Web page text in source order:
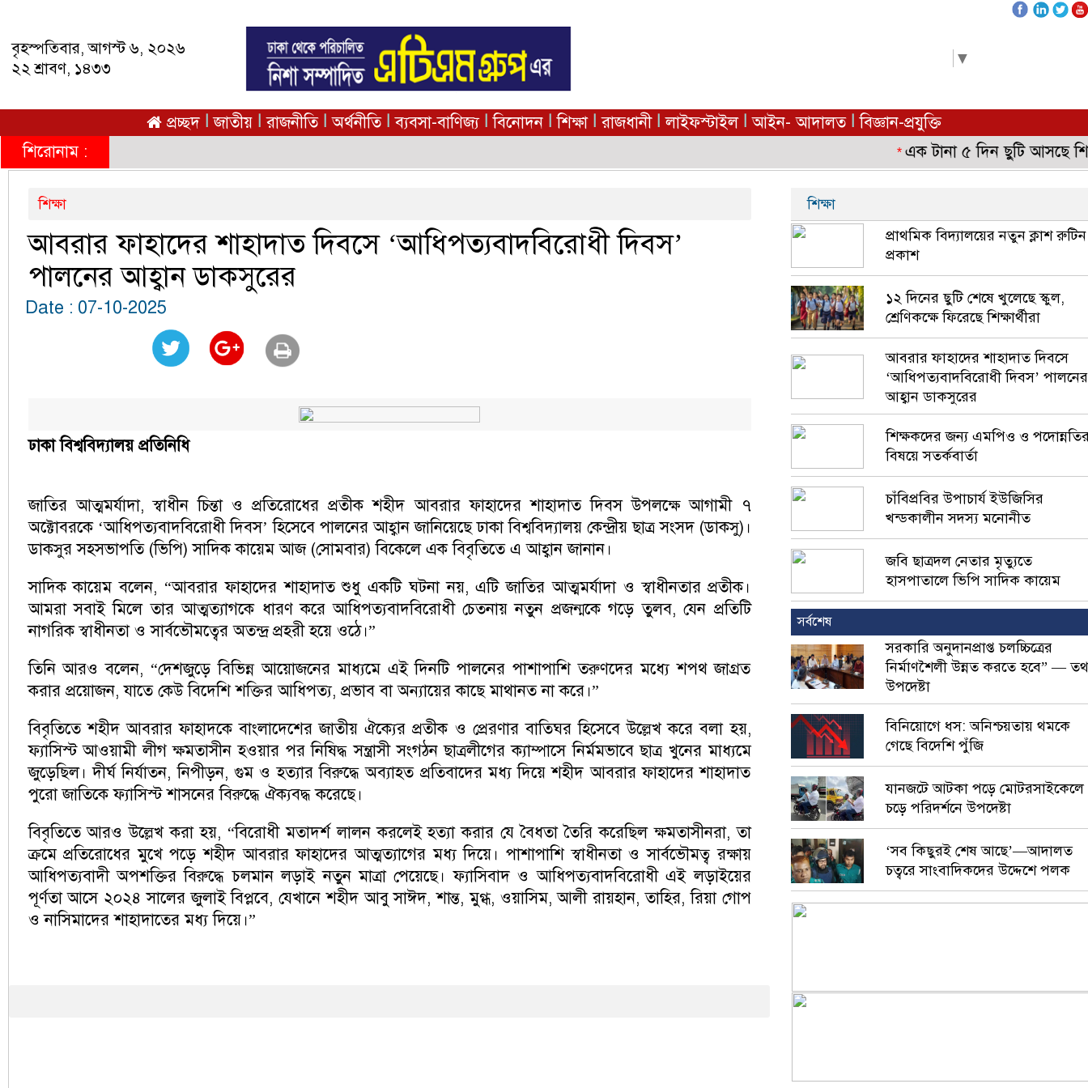
বৃহস্পতিবার, আগস্ট ৬, ২০২৬
২২ শ্রাবণ, ১৪৩৩
▼
প্রচ্ছদ জাতীয় রাজনীতি অর্থনীতি ব্যবসা-বাণিজ্য বিনোদন শিক্ষা রাজধানী লাইফস্টাইল আইন- আদালত
বিজ্ঞান-প্রযুক্তি
শিরোনাম :
এক টানা ৫ দিন ছুটি আসছে
শিক্ষা
আবরার ফাহাদের শাহাদাত দিবসে ‘আধিপত্যবাদবিরোধী দিবস’
পালনের আহ্বান ডাকসুরের
Date : 07-10-2025
ঢাকা বিশ্ববিদ্যালয় প্রতিনিধি
জাতির আত্মমর্যাদা, স্বাধীন চিন্তা ও প্রতিরোধের প্রতীক শহীদ আবরার ফাহাদের শাহাদাত দিবস উপলক্ষে আগামী ৭
অক্টোবরকে ‘আধিপত্যবাদবিরোধী দিবস’ হিসেবে পালনের আহ্বান জানিয়েছে ঢাকা বিশ্ববিদ্যালয় কেন্দ্রীয় ছাত্র সংসদ (ডাকসু)।
ডাকসুর সহসভাপতি (ভিপি) সাদিক কায়েম আজ (সোমবার) বিকেলে এক বিবৃতিতে এ আহ্বান জানান।
সাদিক কায়েম বলেন, “আবরার ফাহাদের শাহাদাত শুধু একটি ঘটনা নয়, এটি জাতির আত্মমর্যাদা ও স্বাধীনতার প্রতীক।
আমরা সবাই মিলে তার আত্মত্যাগকে ধারণ করে আধিপত্যবাদবিরোধী চেতনায় নতুন প্রজন্মকে গড়ে তুলব, যেন প্রতিটি
নাগরিক স্বাধীনতা ও সার্বভৌমত্বের অতন্দ্র প্রহরী হয়ে ওঠে।”
তিনি আরও বলেন, “দেশজুড়ে বিভিন্ন আয়োজনের মাধ্যমে এই দিনটি পালনের পাশাপাশি তরুণদের মধ্যে শপথ জাগ্রত
করার প্রয়োজন, যাতে কেউ বিদেশি শক্তির আধিপত্য, প্রভাব বা অন্যায়ের কাছে মাথানত না করে।”
বিবৃতিতে শহীদ আবরার ফাহাদকে বাংলাদেশের জাতীয় ঐক্যের প্রতীক ও প্রেরণার বাতিঘর হিসেবে উল্লেখ করে বলা হয়,
ফ্যাসিস্ট আওয়ামী লীগ ক্ষমতাসীন হওয়ার পর নিষিদ্ধ সন্ত্রাসী সংগঠন ছাত্রলীগের ক্যাম্পাসে নির্মমভাবে ছাত্র খুনের মাধ্যমে
জুড়েছিল। দীর্ঘ নির্যাতন, নিপীড়ন, গুম ও হত্যার বিরুদ্ধে অব্যাহত প্রতিবাদের মধ্য দিয়ে শহীদ আবরার ফাহাদের শাহাদাত
পুরো জাতিকে ফ্যাসিস্ট শাসনের বিরুদ্ধে ঐক্যবদ্ধ করেছে।
বিবৃতিতে আরও উল্লেখ করা হয়, “বিরোধী মতাদর্শ লালন করলেই হত্যা করার যে বৈধতা তৈরি করেছিল ক্ষমতাসীনরা, তা
ক্রমে প্রতিরোধের মুখে পড়ে শহীদ আবরার ফাহাদের আত্মত্যাগের মধ্য দিয়ে। পাশাপাশি স্বাধীনতা ও সার্বভৌমত্ব রক্ষায়
আধিপত্যবাদী অপশক্তির বিরুদ্ধে চলমান লড়াই নতুন মাত্রা পেয়েছে। ফ্যাসিবাদ ও আধিপত্যবাদবিরোধী এই লড়াইয়ের
পূর্ণতা আসে ২০২৪ সালের জুলাই বিপ্লবে, যেখানে শহীদ আবু সাঈদ, শান্ত, মুগ্ধ, ওয়াসিম, আলী রায়হান, তাহির, রিয়া গোপ
ও নাসিমাদের শাহাদাতের মধ্য দিয়ে।”
শিক্ষা
প্রাথমিক বিদ্যালয়ের নতুন ক্লাশ রুটিন
প্রকাশ
১২ দিনের ছুটি শেষে খুলেছে স্কুল,
শ্রেণিকক্ষে ফিরেছে শিক্ষার্থীরা
আবরার ফাহাদের শাহাদাত দিবসে
‘আধিপত্যবাদবিরোধী দিবস’ পালনের
আহ্বান ডাকসুরের
শিক্ষকদের জন্য এমপিও ও
বিষয়ে সতর্কবার্তা
চাঁবিপ্রবির উপাচার্য ইউজিসির
খন্ডকালীন সদস্য মনোনীত
জবি ছাত্রদল নেতার মৃত্যুতে
হাসপাতালে ভিপি সাদিক কায়েম
সর্বশেষ
সরকারি অনুদানপ্রাপ্ত চলচ্চিত্রের
নির্মাণশৈলী উন্নত করতে হবে” —
উপদেষ্টা
বিনিয়োগে ধস: অনিশ্চয়তায় থমকে
গেছে বিদেশি পুঁজি
যানজটে আটকা পড়ে মোটরসাইকেলে
চড়ে পরিদর্শনে উপদেষ্টা
‘সব কিছুরই শেষ আছে’—আদালত
চত্বরে সাংবাদিকদের উদ্দেশে পলক